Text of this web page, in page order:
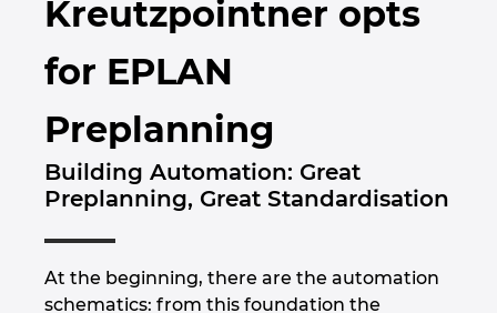
Kreutzpointner opts
for EPLAN
Preplanning
Building Automation: Great
Preplanning, Great Standardisation
At the beginning, there are the automation
schematics: from this foundation the
Épülettechnológia
PDM / PLM Integráció
EPLAN Education Oktatótermi verzió
EPLAN Education hallgatóknak
EPLAN Experience
Kapcsolat
Trust Center
Brunei
Bulgaria
Canada
Chile
China
China Taiwan